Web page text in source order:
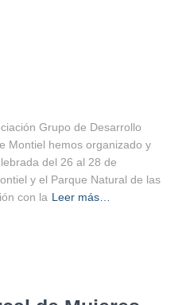
Grupo de Desarrollo
Montiel hemos organizado y
del 26 al 28 de
y el Parque Natural de las
con la Leer más…